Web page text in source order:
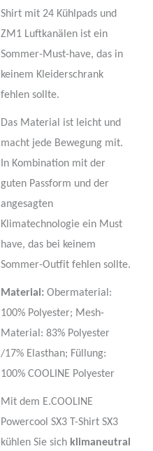
Shirt mit 24 Kühlpads und
ZM1 Luftkanälen ist ein
Sommer-Must-have, das in
keinem Kleiderschrank
fehlen sollte.
Das Material ist leicht und
macht jede Bewegung mit.
In Kombination mit der
guten Passform und der
angesagten
Klimatechnologie ein Must
have, das bei keinem
Sommer-Outfit fehlen sollte.
Material: Obermaterial:
100% Polyester; Mesh-
Material: 83% Polyester
/17% Elasthan; Füllung:
100% COOLINE Polyester
Mit dem E.COOLINE
Powercool SX3 T-Shirt SX3
kühlen Sie sich klimaneutral